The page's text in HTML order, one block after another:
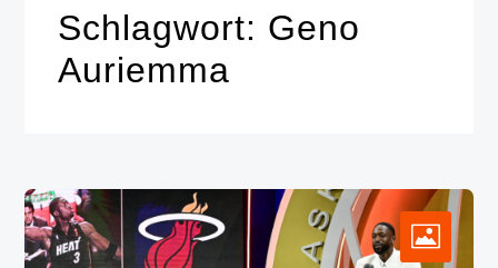
Schlagwort: Geno
Auriemma